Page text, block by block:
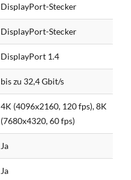
DisplayPort-Stecker
DisplayPort-Stecker
DisplayPort 1.4
bis zu 32,4 Gbit/s
4K (4096x2160, 120 fps), 8K
(7680x4320, 60 fps)
Ja
Ja